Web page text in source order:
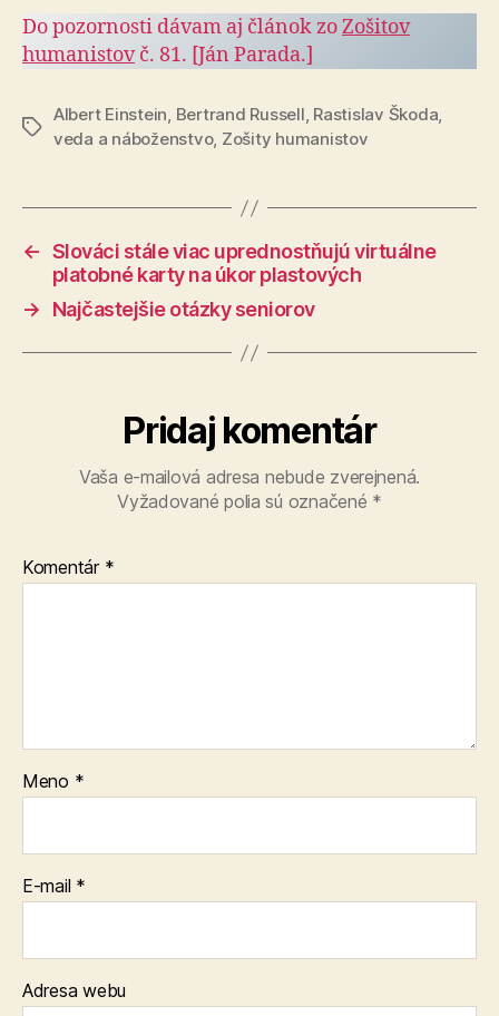
Do pozornosti dávam aj článok zoZošitov
humanistovč. 81. [Ján Parada.]
Značky
Albert Einstein, Bertrand Russell, Rastislav Škoda,
veda a náboženstvo, Zošity humanistov
← Slováci stále viac uprednostňujú virtuálne
platobné karty na úkor plastových
→
Najčastejšie otázky seniorov
Pridaj komentár
Vaša e-mailová adresa nebude zverejnená.
Vyžadované polia sú označené *
Komentár *
Meno *
E-mail *
Adresa webu